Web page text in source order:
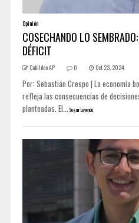
Opinión
COSECHANDO LO
DÉFICIT
Cabildeo AP 0 Oct 23, 2024
Por: Sebastián Crespo | La economía
refleja las consecuencias de
planteadas. El... Seguir Leyendo